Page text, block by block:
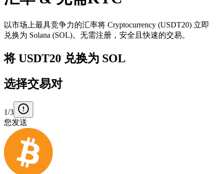
以市场上最具竞争力的汇率将 Cryptocurrency (USDT20) 立即
兑换为 Solana (SOL)。无需注册，安全且快速的交易。
将 USDT20 兑换为 SOL
选择交易对
1/3
您发送